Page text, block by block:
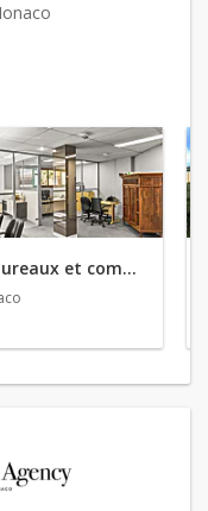
11 bureaux et commerces en vente